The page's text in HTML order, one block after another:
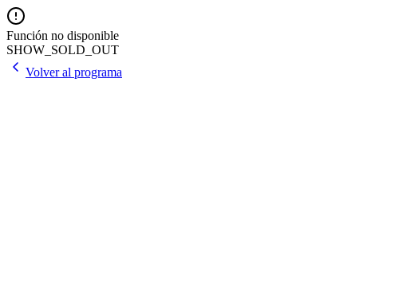
Función no disponible
SHOW_SOLD_OUT
Volver al programa